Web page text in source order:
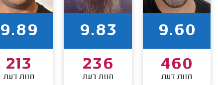
9.60
460
חוות דעת
9.83
236
חוות דעת
9.89
213
חוות דעת